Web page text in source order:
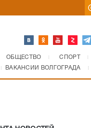
ОБЩЕСТВО СПОРТ
ВАКАНСИИ ВОЛГОГРАДА